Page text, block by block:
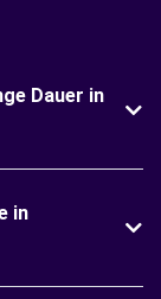
Dauer in
in